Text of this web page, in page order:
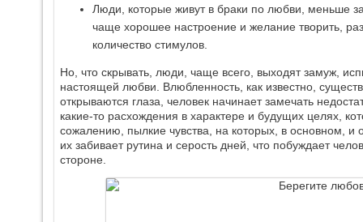
Люди, которые живут в браки по любви, меньше
чаще хорошее настроение и желание творить,
количество стимулов.
Но, что скрывать, люди, чаще всего, выходят замуж,
настоящей любви. Влюбленность, как известно,
открываются глаза, человек начинает замечать
какие-то расхождения в характере и будущих целях,
сожалению, пылкие чувства, на которых, в основном, и
их забивает рутина и серость дней, что побуждает
стороне.